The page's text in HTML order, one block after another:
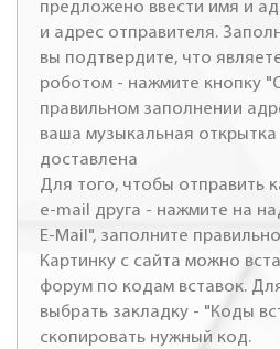
предложено ввести имя и
и адрес отправителя.
вы подтвердите, что
роботом - нажмите кнопку
правильном заполнении
ваша музыкальная
доставлена
Для того, чтобы отправить
e-mail друга - нажмите на
E-Mail", заполните
Картинку с сайта можно
форум по кодам вставок.
выбрать закладку - "Коды
скопировать нужный код.